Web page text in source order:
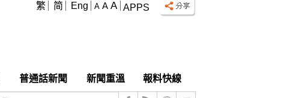
APPS
A A A
繁 简 Eng
普通話新聞 新聞重溫
報料快線